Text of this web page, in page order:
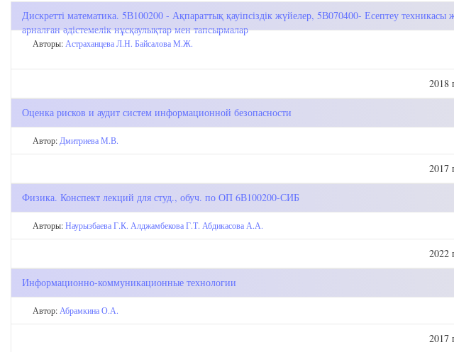
Дискретті математика. 5В100200 - Ақпараттық қауіпсіздік жүйелер, 5В070400- Есептеу
арналған әдістемелік нұсқаулықтар мен тапсырмалар
Авторы: Астраханцева Л.Н. Байсалова М.Ж.
2018
Оценка рисков и аудит систем информационной безопасности
Автор: Дмитриева М.В.
2017
Физика. Конспект лекций для студ., обуч. по ОП 6В100200-СИБ
Авторы:Наурызбаева Г.К. Алджамбекова Г.Т. Абдикасова А.А.
2022
Информационно-коммуникационные технологии
Автор: Абрамкина О.А.
2017